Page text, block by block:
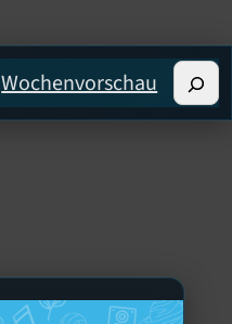
Wochenvorschau